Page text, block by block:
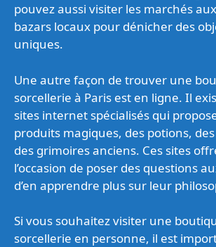
pouvez aussi visiter les marchés
bazars locaux pour dénicher des
uniques.
Une autre façon de trouver une
sorcellerie à Paris est en ligne. Il
sites internet spécialisés qui
produits magiques, des potions,
des grimoires anciens. Ces sites
l’occasion de poser des questions
d’en apprendre plus sur leur
Si vous souhaitez visiter une
sorcellerie en personne, il est